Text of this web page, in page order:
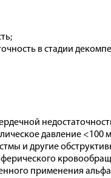
в стадии
давление <100
и другие
применения